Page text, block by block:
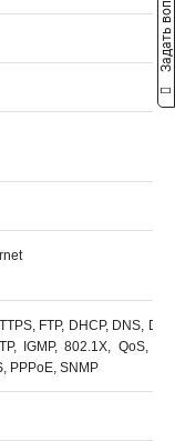
FTP, DHCP, DNS,
IGMP, 802.1X, QoS,
PPPoE, SNMP
Задать вопрос